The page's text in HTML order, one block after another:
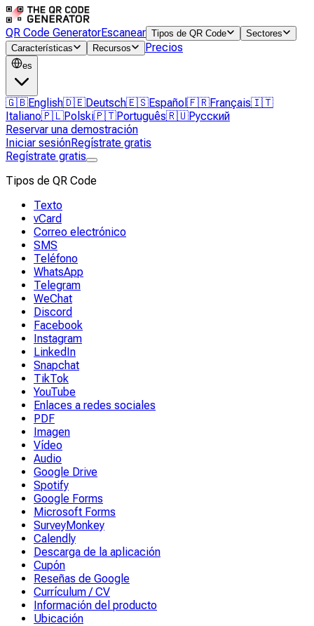
QR Code GeneratorEscanear Tipos de QR Code
Sectores
Características
Recursos Precios
es
🇬🇧English🇩🇪Deutsch🇪🇸Español 🇫🇷Français🇮🇹
Italiano🇵🇱Polski🇵🇹Português🇷🇺Русский
Reservar una demostración
Iniciar sesiónRegístrate gratis
Regístrate gratis
Tipos de QR Code
Texto
vCard
Correo electrónico
SMS
Teléfono
WhatsApp
Telegram
WeChat
Discord
Facebook
Instagram
LinkedIn
Snapchat
TikTok
YouTube
Enlaces a redes sociales
PDF
Imagen
Vídeo
Audio
Google Drive
Spotify
Google Forms
Microsoft Forms
SurveyMonkey
Calendly
Descarga de la aplicación
Cupón
Reseñas de Google
Currículum / CV
Información del producto
Ubicación